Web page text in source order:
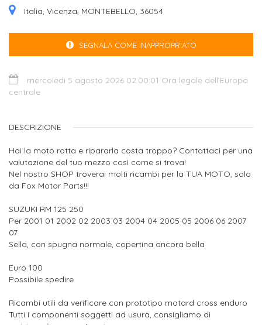
Italia, Vicenza, MONTEBELLO, 36054
SEGNALA COME INAPPROPRIATO
mercoledì 5 agosto 2026 02:00:01 Ora legale dell’Europa
centrale
DESCRIZIONE
Hai la moto rotta e ripararla costa troppo? Contattaci per una
valutazione del tuo mezzo così come si trova!
Nel nostro SHOP troverai molti ricambi per la TUA MOTO, solo
da Fox Motor Parts!!!
SUZUKI RM 125 250
Per 2001 01 2002 02 2003 03 2004 04 2005 05 2006 06 2007
07
Sella, con spugna normale, copertina ancora bella
Euro 100
Possibile spedire
Ricambi utili da verificare con prototipo motard cross enduro
Tutti i componenti soggetti ad usura, consigliamo di